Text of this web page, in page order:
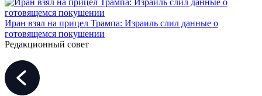
Иран взял на прицел Трампа: Израиль слил данные о
готовящемся покушении
Редакционный совет